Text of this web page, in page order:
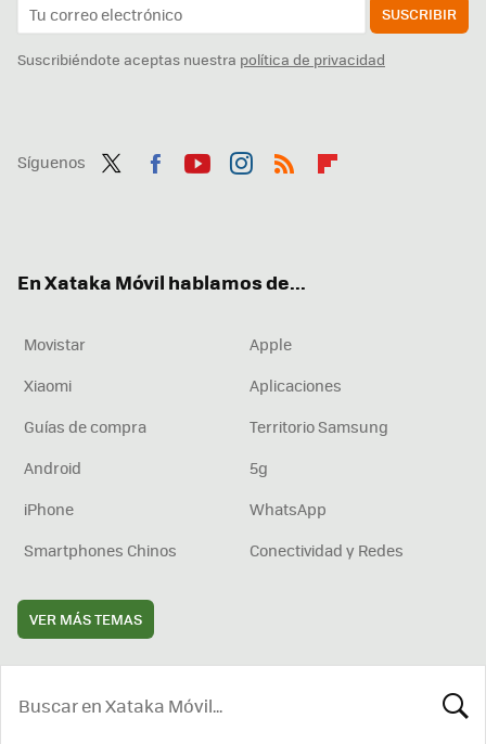
SUSCRIBIR
Suscribiéndote aceptas nuestra política de privacidad
Síguenos
En Xataka Móvil hablamos de...
Movistar
Apple
Xiaomi
Aplicaciones
Guías de compra
Territorio Samsung
Android
5g
iPhone
WhatsApp
Smartphones Chinos
Conectividad y Redes
VER MÁS TEMAS